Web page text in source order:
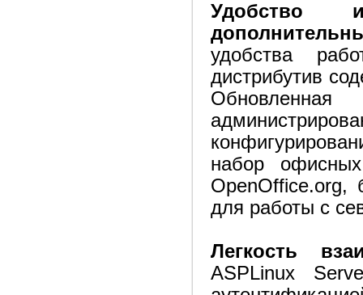
Удобство и
удобства
дистрибутив
набор
OpenOffice.org,
для работы с
Легкость
ASPLinux